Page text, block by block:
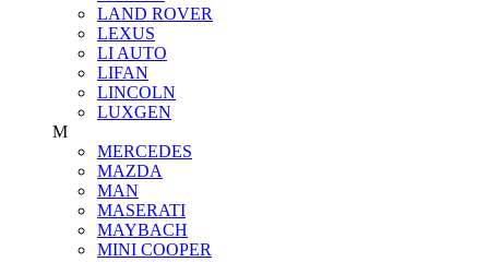
LAND ROVER
LEXUS
LI AUTO
LIFAN
LINCOLN
LUXGEN
M
MERCEDES
MAZDA
MAN
MASERATI
MAYBACH
MINI COOPER